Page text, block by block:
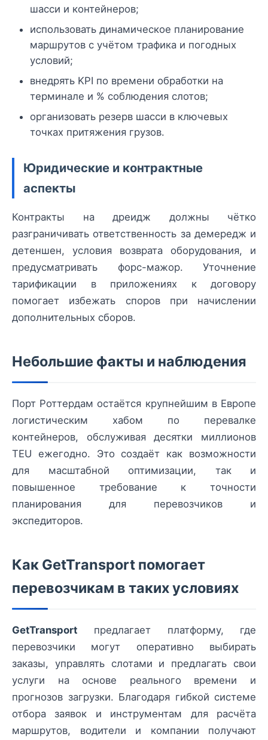
шасси и контейнеров;
использовать динамическое планирование
маршрутов с учётом трафика и погодных
условий;
внедрять KPI по времени обработки на
терминале и % соблюдения слотов;
организовать резерв шасси в ключевых
точках притяжения грузов.
Юридические и контрактные
аспекты
Контракты на дреидж должны чётко
разграничивать ответственность за демередж и
детеншен, условия возврата оборудования, и
предусматривать форс-мажор. Уточнение
тарификации в приложениях к договору
помогает избежать споров при начислении
дополнительных сборов.
Небольшие факты и наблюдения
Порт Роттердам остаётся крупнейшим в Европе
логистическим хабом по перевалке
контейнеров, обслуживая десятки миллионов
TEU ежегодно. Это создаёт как возможности
для масштабной оптимизации, так и
повышенное требование к точности
планирования для перевозчиков и
экспедиторов.
Как GetTransport помогает
перевозчикам в таких условиях
GetTransport предлагает платформу, где
перевозчики могут оперативно выбирать
заказы, управлять слотами и предлагать свои
услуги на основе реального времени и
прогнозов загрузки. Благодаря гибкой системе
отбора заявок и инструментам для расчёта
маршрутов, водители и компании получают